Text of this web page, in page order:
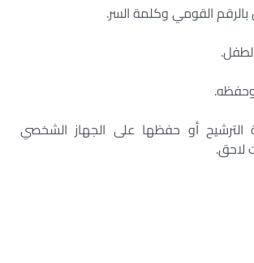
القومي وكلمة السر.
الترشيح أو حفظها على الجهاز الشخصي
لاحق.